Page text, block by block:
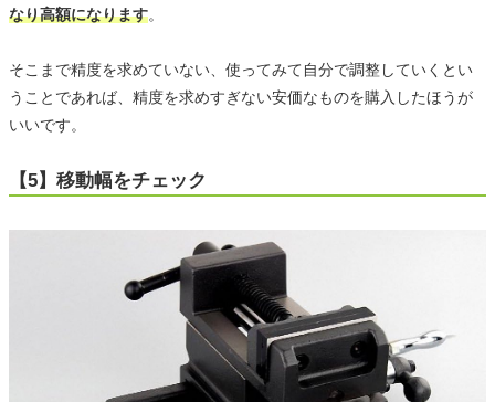
なり高額になります。
そこまで精度を求めていない、使ってみて自分で調整していくとい
うことであれば、精度を求めすぎない安価なものを購入したほうが
いいです。
【5】移動幅をチェック